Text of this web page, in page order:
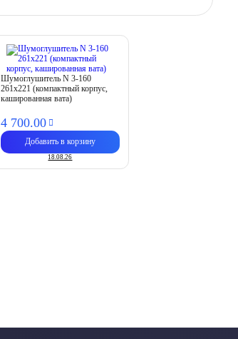
Шумоглушитель N 3-160
261х221 (компактный корпус,
кашированная вата)
4 700.00
Добавить в корзину
18.08.26